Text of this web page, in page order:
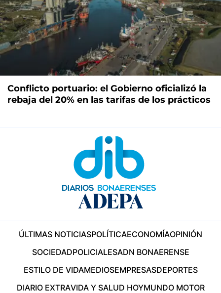
Conflicto portuario: el Gobierno oficializó la
rebaja del 20% en las tarifas de los prácticos
ÚLTIMAS NOTICIASPOLÍTICAECONOMÍAOPINIÓN
SOCIEDADPOLICIALESADN BONAERENSE
ESTILO DE VIDAMEDIOSEMPRESASDEPORTES
DIARIO EXTRAVIDA Y SALUD HOYMUNDO MOTOR